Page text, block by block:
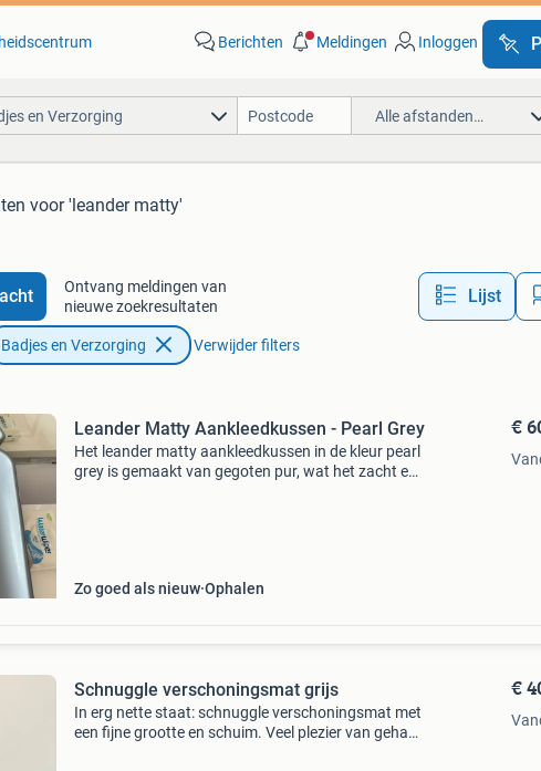
Berichten Meldingen Inloggen
en Verzorging Alle afstanden…
voor 'leander matty'
Ontvang meldingen van
nieuwe zoekresultaten
Lijst
Badjes en Verzorging Verwijder filters
Leander Matty Aankleedkussen - Pearl Grey
Het leander matty aankleedkussen in de kleur pearl
grey is gemaakt van gegoten pur, wat het zacht en
Zo goed als nieuw Ophalen
€
Schnuggle verschoningsmat grijs
In erg nette staat: schnuggle verschoningsmat met
een fijne grootte en schuim. Veel plezier van gehad
€